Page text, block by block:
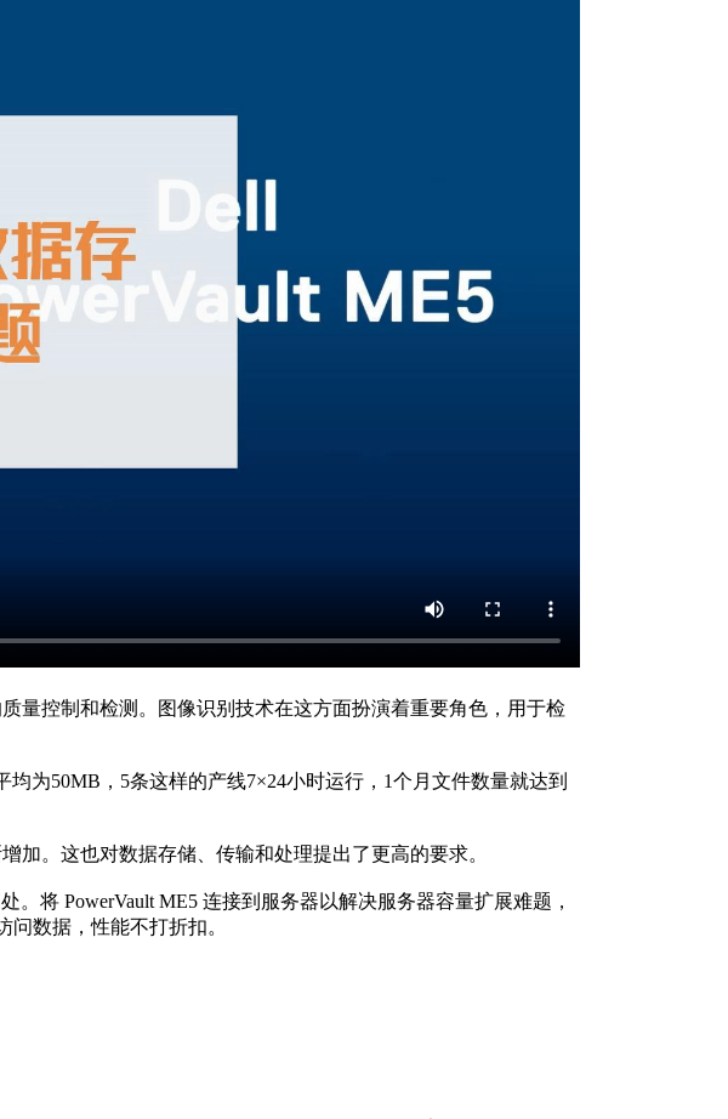
量控制和检测。图像识别技术在这方面扮演着重要角色，用于检
为50MB，5条这样的产线7×24小时运行，1个月文件数量就达到
加。这也对数据存储、传输和处理提出了更高的要求。
将 PowerVault ME5 连接到服务器以解决服务器容量扩展难题，
数据，性能不打折扣。